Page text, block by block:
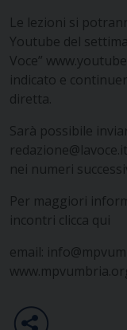
Le lezioni si
Youtube del
Voce”
indicato e
diretta.
Sarà possibile
nei numeri
Per maggiori
incontri clicca qui
email: